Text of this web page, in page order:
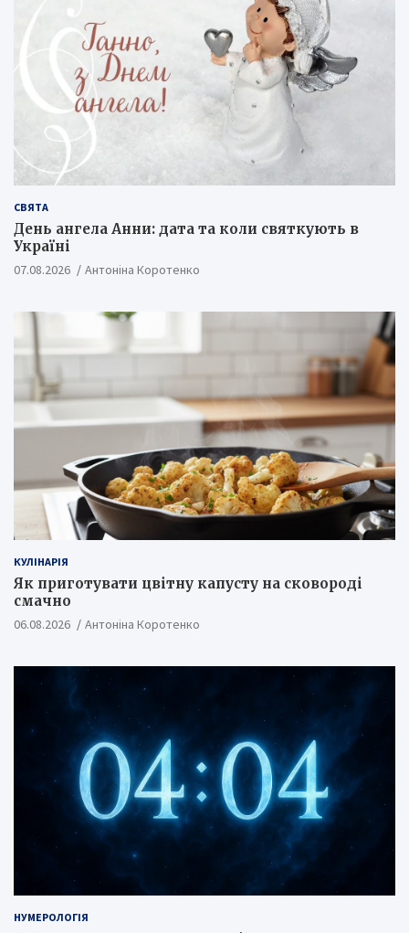
СВЯТА
День ангела Анни: дата та коли святкують в
Україні
07.08.2026 Антоніна Коротенко
КУЛІНАРІЯ
Як приготувати цвітну капусту на сковороді
смачно
06.08.2026 Антоніна Коротенко
НУМЕРОЛОГІЯ